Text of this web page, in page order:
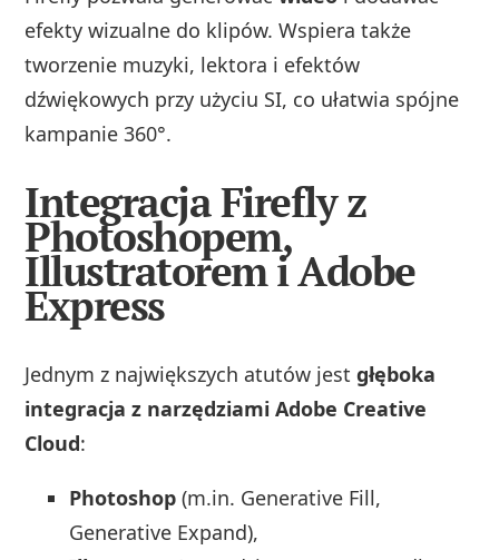
efekty wizualne do klipów. Wspiera także
tworzenie muzyki, lektora i efektów
dźwiękowych przy użyciu SI, co ułatwia spójne
kampanie 360°.
Integracja Firefly z
Photoshopem,
Illustratorem i Adobe
Express
Jednym z największych atutów jestgłęboka
integracja z narzędziami Adobe Creative
Cloud:
Photoshop (m.in. Generative Fill,
Generative Expand),